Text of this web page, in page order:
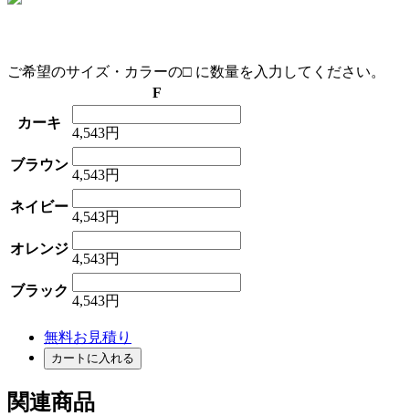
ご希望のサイズ・カラーの□ に数量を入力してください。
F
カーキ
4,543円
ブラウン
4,543円
ネイビー
4,543円
オレンジ
4,543円
ブラック
4,543円
無料お見積り
カートに入れる
関連商品